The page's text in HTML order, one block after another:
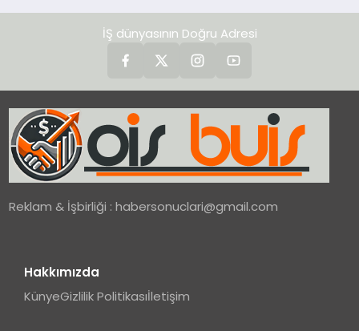
İŞ dünyasının Doğru Adresi
Reklam & İşbirliği :habersonuclari@gmail.com
Hakkımızda
KünyeGizlilik Politikasıİletişim